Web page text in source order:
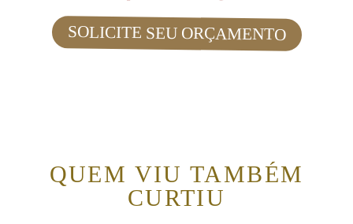
SOLICITE SEU ORÇAMENTO
QUEM VIU TAMBÉM
CURTIU